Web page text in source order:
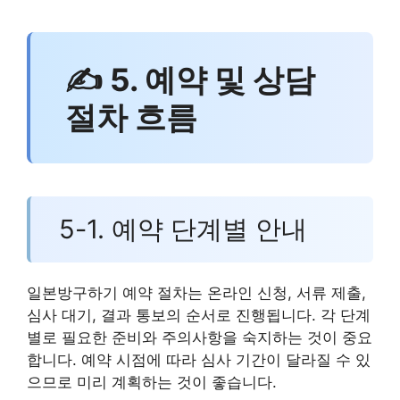
✍ 5. 예약 및 상담
절차 흐름
5-1. 예약 단계별 안내
일본방구하기 예약 절차는 온라인 신청, 서류 제출,
심사 대기, 결과 통보의 순서로 진행됩니다. 각 단계
별로 필요한 준비와 주의사항을 숙지하는 것이 중요
합니다. 예약 시점에 따라 심사 기간이 달라질 수 있
으므로 미리 계획하는 것이 좋습니다.